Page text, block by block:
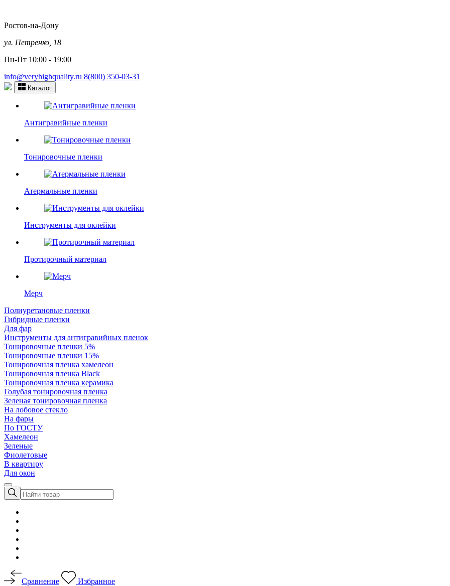
Ростов-на-Дону
ул. Петренко, 18
Пн-Пт 10:00 - 19:00
info@veryhighquality.ru 8(800) 350-03-31
Каталог
Антигравийные пленки
Тонировочные пленки
Атермальные пленки
Инструменты для оклейки
Протирочный материал
Мерч
Полиуретановые пленки
Гибридные пленки
Для фар
Инструменты для антигравийных пленок
Тонировочные пленки 5%
Тонировочные пленки 15%
Тонировочная пленка хамелеон
Тонировочная пленка Black
Тонировочная пленка керамика
Голубая тонировочная пленка
Зеленая тонировочная пленка
На лобовое стекло
На фары
По ГОСТУ
Хамелеон
Зеленые
Фиолетовые
В квартиру
Для окон
Сравнение
Избранное